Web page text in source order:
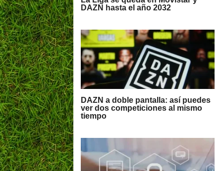
DAZN hasta el año 2032
DAZN a doble pantalla: así puedes
ver dos competiciones al mismo
tiempo